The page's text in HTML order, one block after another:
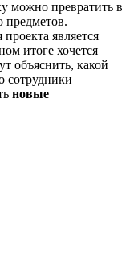
можно превратить в
предметов.
является
итоге хочется
объяснить, какой
сотрудники
новые